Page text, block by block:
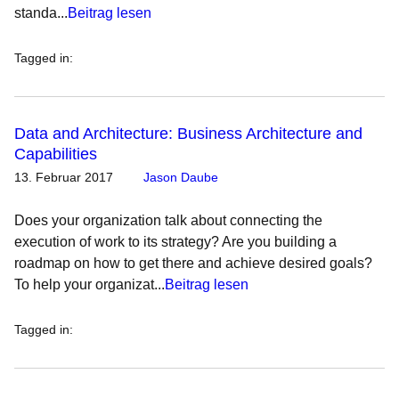
standa...Beitrag lesen
Tagged in:
Data and Architecture: Business Architecture and
Capabilities
13. Februar 2017 Jason Daube
Does your organization talk about connecting the
execution of work to its strategy? Are you building a
roadmap on how to get there and achieve desired goals?
To help your organizat...Beitrag lesen
Tagged in: